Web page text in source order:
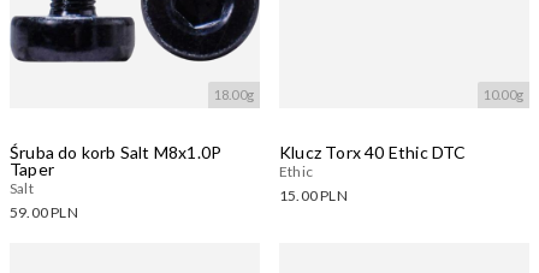
18.00g
Śruba do korb Salt M8x1.0P
Taper
Salt
59.00 PLN
10.00g
Klucz Torx 40 Ethic DTC
Ethic
15.00 PLN